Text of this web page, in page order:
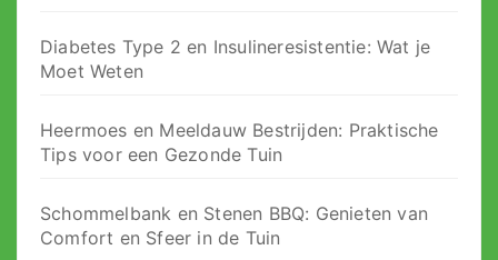
Diabetes Type 2 en Insulineresistentie: Wat je
Moet Weten
Heermoes en Meeldauw Bestrijden: Praktische
Tips voor een Gezonde Tuin
Schommelbank en Stenen BBQ: Genieten van
Comfort en Sfeer in de Tuin